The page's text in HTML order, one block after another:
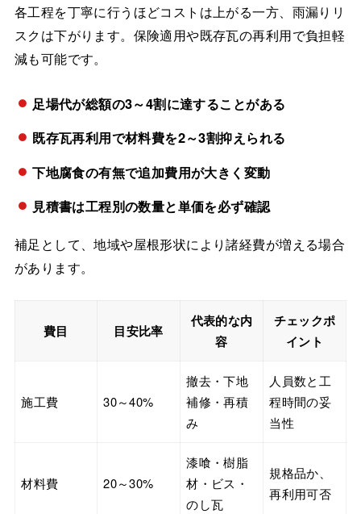
各工程を丁寧に行うほどコストは上がる一方、雨漏りリ
スクは下がります。保険適用や既存瓦の再利用で負担軽
減も可能です。
足場代が総額の3～4割に達することがある
既存瓦再利用で材料費を2～3割抑えられる
下地腐食の有無で追加費用が大きく変動
見積書は工程別の数量と単価を必ず確認
補足として、地域や屋根形状により諸経費が増える場合
があります。
費目 目安比率
代表的な内
容
チェックポ
イント
施工費 30～40%
撤去・下地
補修・再積
み
人員数と工
程時間の妥
当性
材料費 20～30%
漆喰・樹脂
材・ビス・
のし瓦
規格品か、
再利用可否